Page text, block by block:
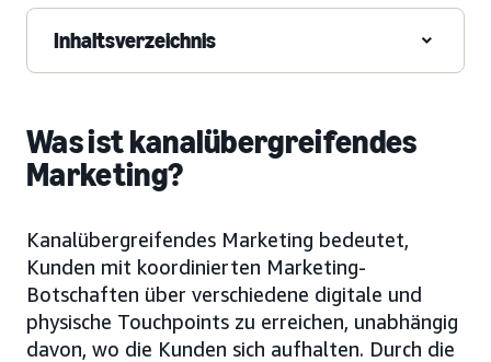
Inhaltsverzeichnis
Was ist kanalübergreifendes
Marketing?
Kanalübergreifendes Marketing bedeutet,
Kunden mit koordinierten Marketing-
Botschaften über verschiedene digitale und
physische Touchpoints zu erreichen, unabhängig
davon, wo die Kunden sich aufhalten. Durch die